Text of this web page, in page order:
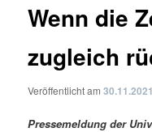
Wenn die
zugleich
Veröffentlicht am30.11.2021
Pressemeldung der